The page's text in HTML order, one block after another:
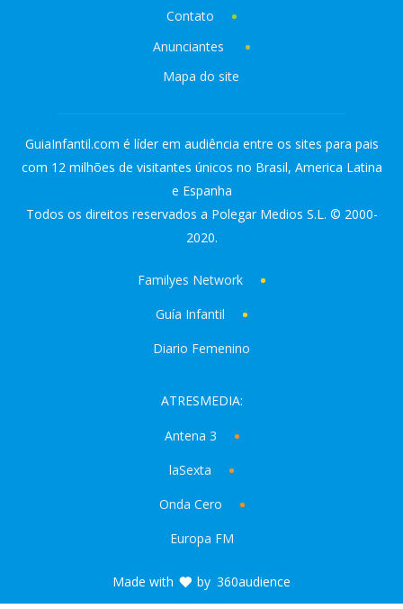
Contato
Anunciantes
Mapa do site
GuiaInfantil.com é líder em audiência entre os sites para pais
com 12 milhões de visitantes únicos no Brasil, America Latina
e Espanha
Todos os direitos reservados a Polegar Medios S.L. © 2000-
2020.
Familyes Network
Guía Infantil
Diario Femenino
ATRESMEDIA:
Antena 3
laSexta
Onda Cero
Europa FM
Made with by 360audience